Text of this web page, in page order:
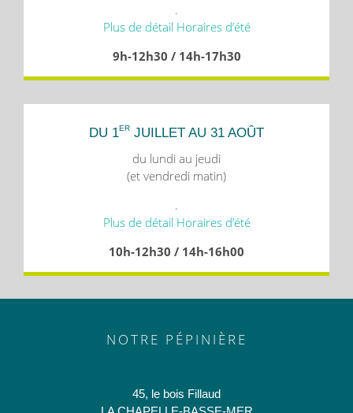
.
Plus de détail Horaires d’été
9h-12h30 / 14h-17h30
DU 1ER JUILLET AU 31 AOÛT
du lundi au jeudi
(et vendredi matin)
.
Plus de détail Horaires d’été
10h-12h30 / 14h-16h00
NOTRE PÉPINIÈRE
45, le bois Fillaud